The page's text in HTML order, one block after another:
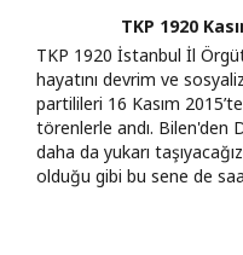
TKP 1920
TKP 1920 İstanbul İl
hayatını devrim ve
partilileri 16 Kasım
törenlerle andı. Bilen'den
daha da yukarı
olduğu gibi bu sene de